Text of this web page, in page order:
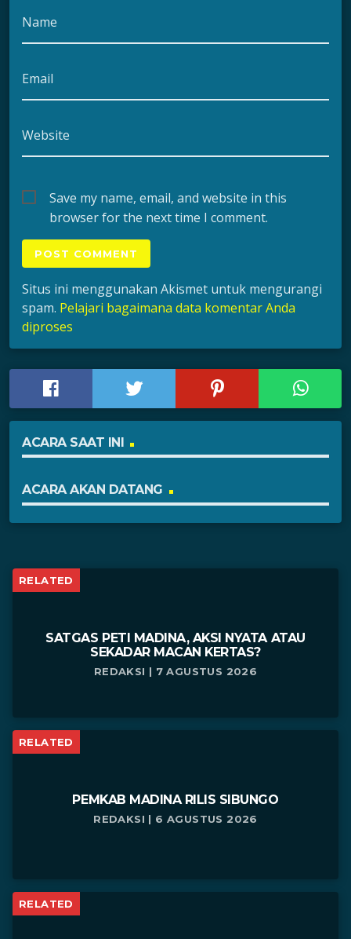
Name
Email
Website
Save my name, email, and website in this
browser for the next time I comment.
Situs ini menggunakan Akismet untuk mengurangi
spam. Pelajari bagaimana data komentar Anda
diproses
ACARA SAAT INI
ACARA AKAN DATANG
RELATED
SATGAS PETI MADINA, AKSI NYATA ATAU
SEKADAR MACAN KERTAS?
REDAKSI | 7 AGUSTUS 2026
RELATED
PEMKAB MADINA RILIS SIBUNGO
REDAKSI | 6 AGUSTUS 2026
RELATED